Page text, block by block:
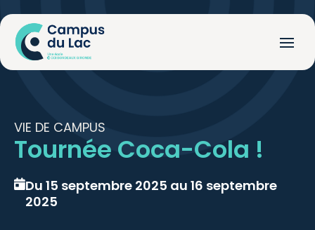
VIE DE CAMPUS
Tournée Coca-Cola !
Du 15 septembre 2025 au 16 septembre
2025